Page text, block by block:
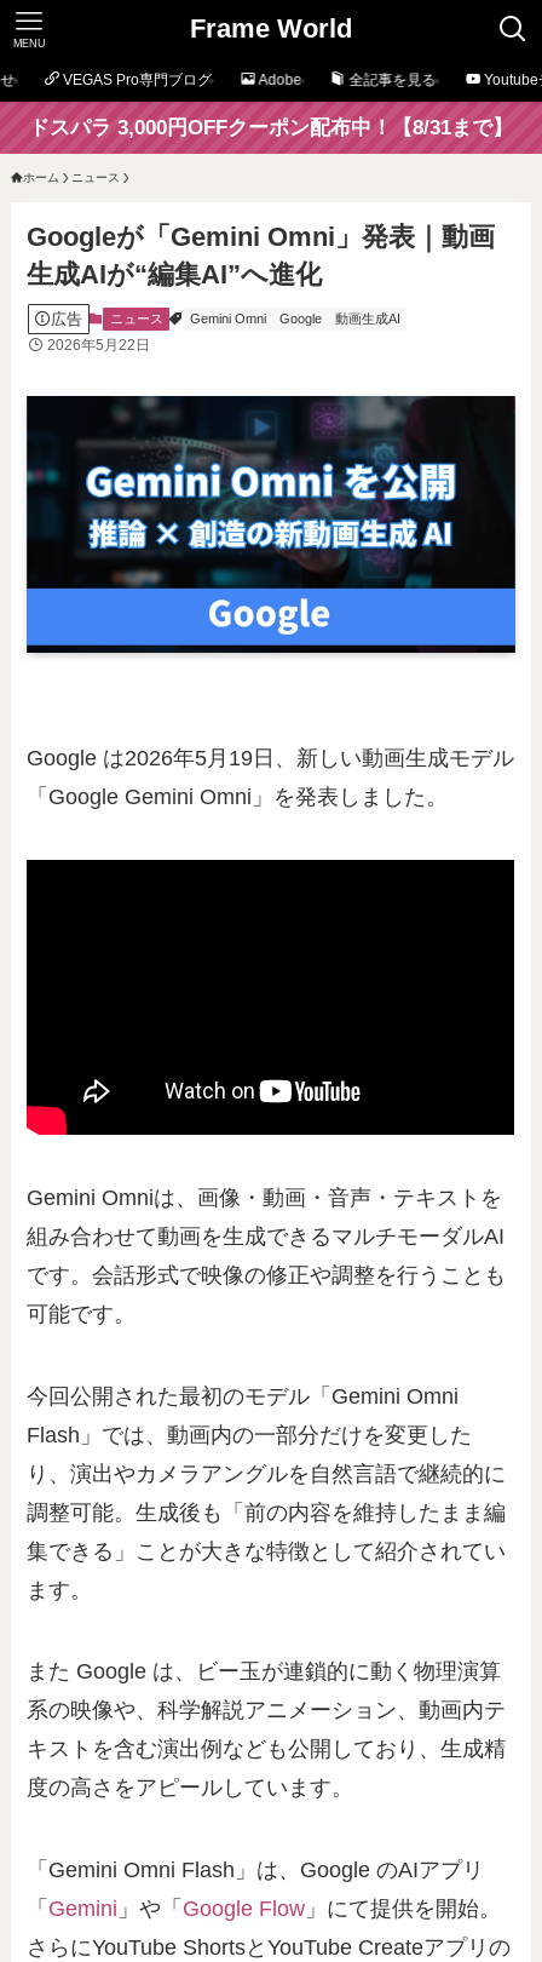
Frame World
MENU
VEGAS Pro専門ブログ Adobe 全記事を見る Youtube
ドスパラ 3,000円OFFクーポン配布中！【8/31まで】
ホーム ニュース
Googleが「Gemini Omni」発表｜動画
生成AIが“編集AI”へ進化
広告 ニュース Gemini Omni Google 動画生成AI
2026年5月22日
Google は2026年5月19日、新しい動画生成モデル
「Google Gemini Omni」を発表しました。
Gemini Omniは、画像・動画・音声・テキストを
組み合わせて動画を生成できるマルチモーダルAI
です。会話形式で映像の修正や調整を行うことも
可能です。
今回公開された最初のモデル「Gemini Omni
Flash」では、動画内の一部分だけを変更した
り、演出やカメラアングルを自然言語で継続的に
調整可能。生成後も「前の内容を維持したまま編
集できる」ことが大きな特徴として紹介されてい
ます。
また Google は、ビー玉が連鎖的に動く物理演算
系の映像や、科学解説アニメーション、動画内テ
キストを含む演出例なども公開しており、生成精
度の高さをアピールしています。
「Gemini Omni Flash」は、Google のAIアプリ
「 Gemini 」や「 Google Flow 」にて提供を開始。
さらにYouTube ShortsとYouTube Createアプリの